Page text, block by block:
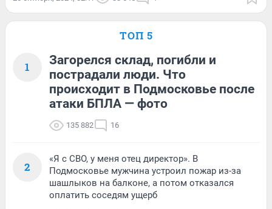
ТОП 5
1
Загорелся склад, погибли и
пострадали люди. Что
происходит в Подмосковье после
атаки БПЛА — фото
135 882 16
2
«Я с СВО, у меня отец директор». В
Подмосковье мужчина устроил пожар из-за
шашлыков на балконе, а потом отказался
оплатить соседям ущерб